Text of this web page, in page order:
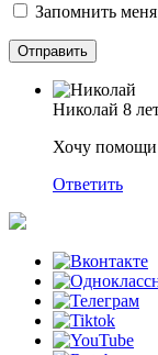
Запомнить меня
Николай 8
Хочу помощи
Ответить